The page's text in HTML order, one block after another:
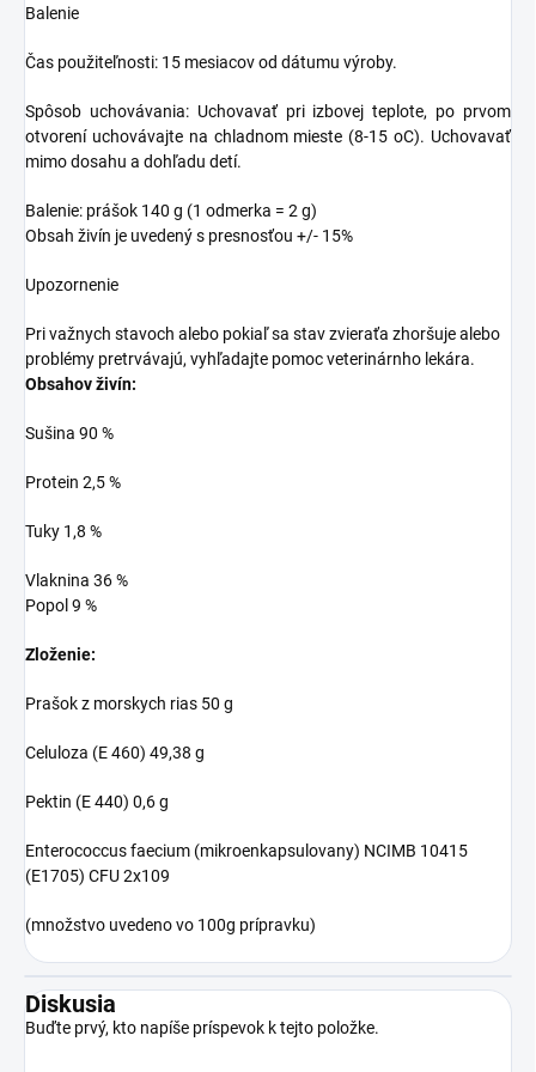
Balenie
Čas použiteľnosti: 15 mesiacov od dátumu výroby.
Spôsob uchovávania: Uchovavať pri izbovej teplote, po prvom
otvorení uchovávajte na chladnom mieste (8-15 oC). Uchovavať
mimo dosahu a dohľadu detí.
Balenie: prášok 140 g (1 odmerka = 2 g)
Obsah živín je uvedený s presnosťou +/- 15%
Upozornenie
Pri važnych stavoch alebo pokiaľ sa stav zvieraťa zhoršuje alebo
problémy pretrvávajú, vyhľadajte pomoc veterinárnho lekára.
Obsahov živín:
Sušina 90 %
Protein 2,5 %
Tuky 1,8 %
Vlaknina 36 %
Popol 9 %
Zloženie:
Prašok z morskych rias 50 g
Celuloza (E 460) 49,38 g
Pektin (E 440) 0,6 g
Enterococcus faecium (mikroenkapsulovany) NCIMB 10415
(E1705) CFU 2x109
(množstvo uvedeno vo 100g prípravku)
Diskusia
Buďte prvý, kto napíše príspevok k tejto položke.